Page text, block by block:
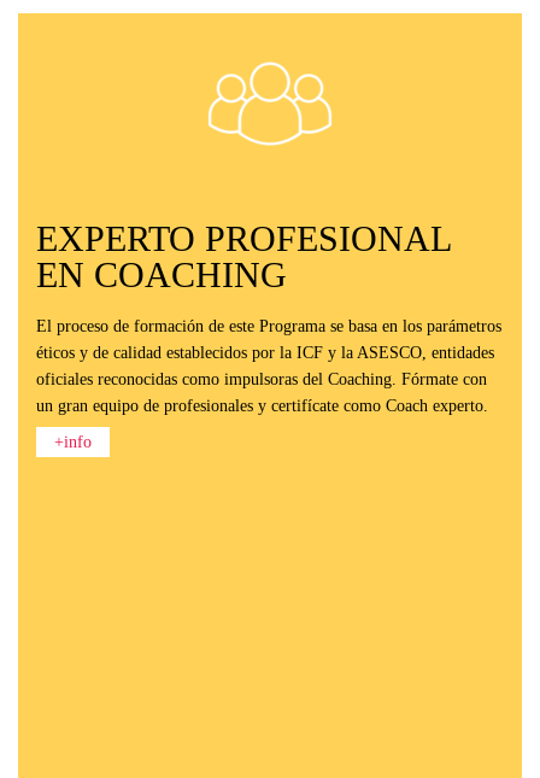
EXPERTO PROFESIONAL
EN COACHING
El proceso de formación de este Programa se basa en los parámetros
éticos y de calidad establecidos por la ICF y la ASESCO, entidades
oficiales reconocidas como impulsoras del Coaching. Fórmate con
un gran equipo de profesionales y certifícate como Coach experto.
+info